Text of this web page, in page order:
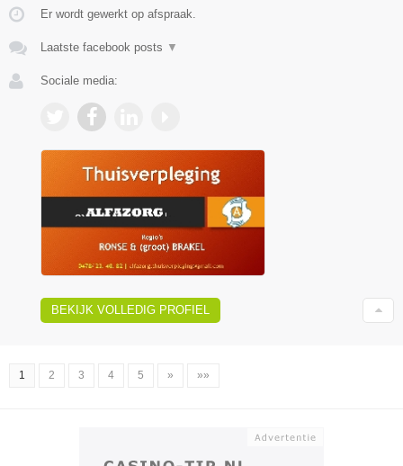
Er wordt gewerkt op afspraak.
Laatste facebook posts ▼
Sociale media:
BEKIJK VOLLEDIG PROFIEL
1 2 3 4 5 » »»